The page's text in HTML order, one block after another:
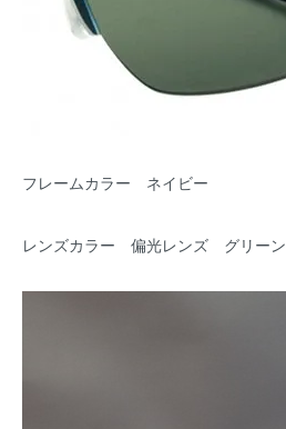
フレームカラー ネイビー
レンズカラー 偏光レンズ グリーン